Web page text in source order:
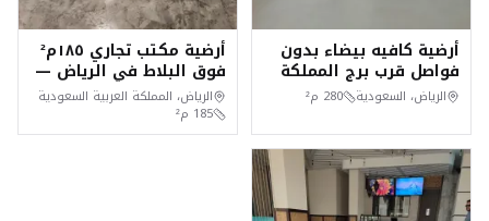
أرضية كافيه بيضاء بدون
فواصل قرب برج المملكة
بالرياض — مايكروسمنت
داخلي وشرفة
الرياض، السعودية 280 م²
أرضية مكتب تجاري ١٨٥م²
فوق البلاط في الرياض —
تنفيذ سلس في ٤ أيام
الرياض، المملكة العربية السعودية
185 م²